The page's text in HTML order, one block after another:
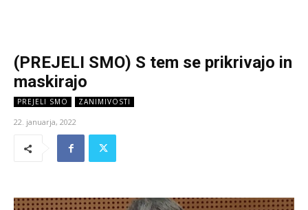
(PREJELI SMO) S tem se prikrivajo in
maskirajo
PREJELI SMO ZANIMIVOSTI
22. januarja, 2022